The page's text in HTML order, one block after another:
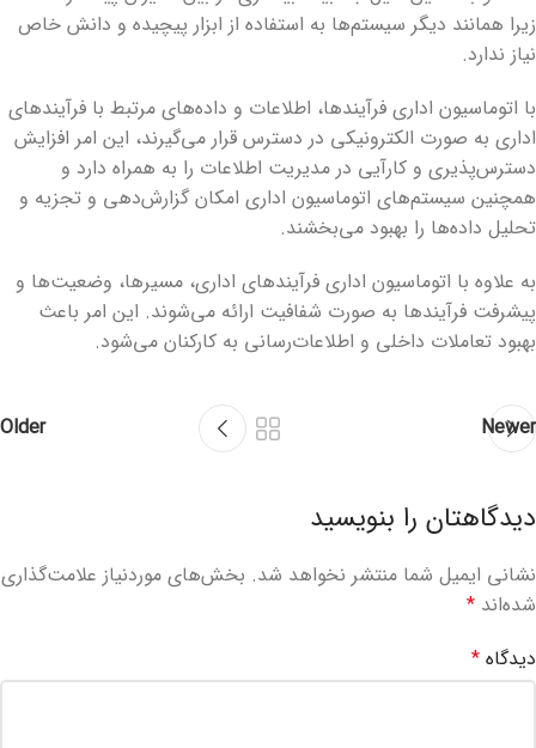
زیرا همانند دیگر سیستم‌ها به استفاده از ابزار پیچیده و دانش خاص
نیاز ندارد.
با اتوماسیون اداری فرآیندها، اطلاعات و داده‌های مرتبط با فرآیندهای
اداری به صورت الکترونیکی در دسترس قرار می‌گیرند، این امر افزایش
دسترس‌پذیری و کارآیی در مدیریت اطلاعات را به همراه دارد و
همچنین سیستم‌های اتوماسیون اداری امکان گزارش‌دهی و تجزیه و
تحلیل داده‌ها را بهبود می‌بخشند.
به علاوه با اتوماسیون اداری فرآیندهای اداری، مسیرها، وضعیت‌ها و
پیشرفت فرآیندها به صورت شفافیت ارائه می‌شوند. این امر باعث
بهبود تعاملات داخلی و اطلاعات‌رسانی به کارکنان می‌شود.
Newer
Older
دیدگاهتان را بنویسید
نشانی ایمیل شما منتشر نخواهد شد. بخش‌های موردنیاز علامت‌گذاری
شده‌اند *
دیدگاه *